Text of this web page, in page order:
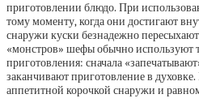
приготовлении блюдо. При
тому моменту, когда они достигают
снаружи куски безнадежно
«монстров» шефы обычно используют
приготовления: сначала
заканчивают приготовление в духовке.
аппетитной корочкой снаружи и